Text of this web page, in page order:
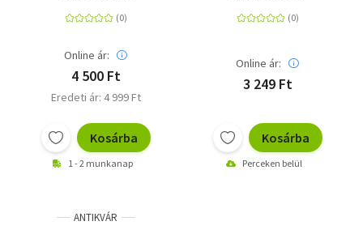
és rendkívüli ereje
Online ár:
4 500 Ft
Eredeti ár: 4 999 Ft
Kosárba
1 - 2 munkanap
Online ár:
3 249 Ft
Kosárba
Perceken belül
ANTIKVÁR